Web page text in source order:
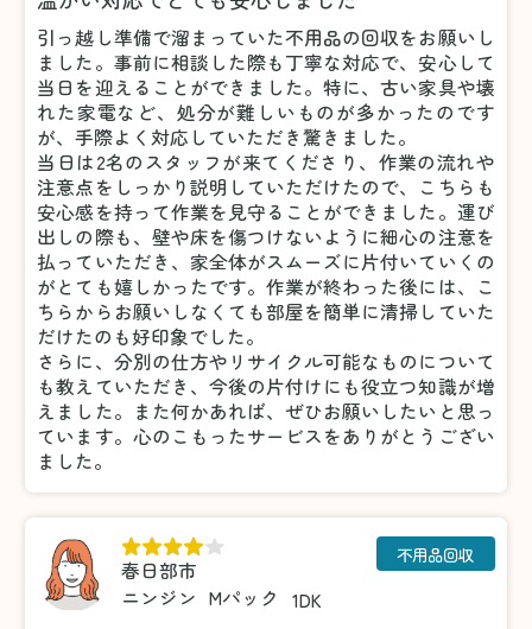
引っ越し準備で溜まっていた不用品の回収をお願いし
ました。事前に相談した際も丁寧な対応で、安心して
当日を迎えることができました。特に、古い家具や壊
れた家電など、処分が難しいものが多かったのです
が、手際よく対応していただき驚きました。
当日は2名のスタッフが来てくださり、作業の流れや
注意点をしっかり説明していただけたので、こちらも
安心感を持って作業を見守ることができました。運び
出しの際も、壁や床を傷つけないように細心の注意を
払っていただき、家全体がスムーズに片付いていくの
がとても嬉しかったです。作業が終わった後には、こ
ちらからお願いしなくても部屋を簡単に清掃していた
だけたのも好印象でした。
さらに、分別の仕方やリサイクル可能なものについて
も教えていただき、今後の片付けにも役立つ知識が増
えました。また何かあれば、ぜひお願いしたいと思っ
ています。心のこもったサービスをありがとうござい
ました。
春日部市
ニンジン Mパック 1DK
不用品回収